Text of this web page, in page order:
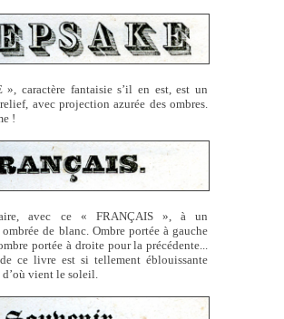
», caractère fantaisie s’il en est, est un
avec projection azurée des ombres.
!
avec ce « FRANÇAIS », à un
de blanc. Ombre portée à gauche
portée à droite pour la précédente...
ce livre est si tellement éblouissante
vient le soleil.